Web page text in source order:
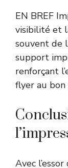
EN BREF
visibilité et
souvent de
support
renforçant
flyer au
Avec